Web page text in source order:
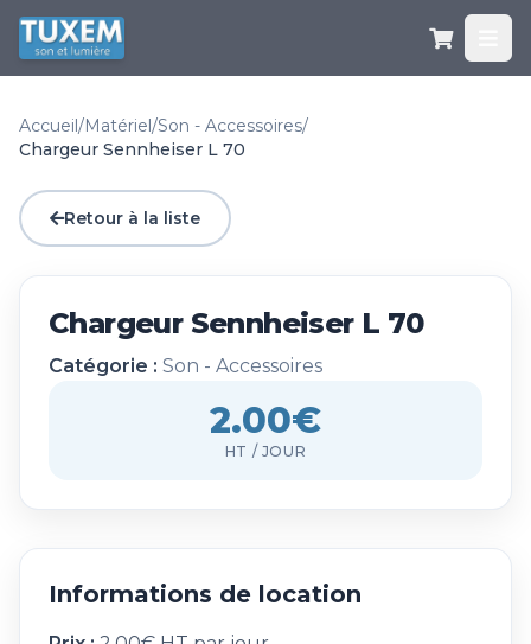
Accueil/Matériel/Son - Accessoires/
Chargeur Sennheiser L 70
Retour à la liste
Chargeur Sennheiser L 70
Catégorie : Son - Accessoires
2.00€
HT / JOUR
Informations de location